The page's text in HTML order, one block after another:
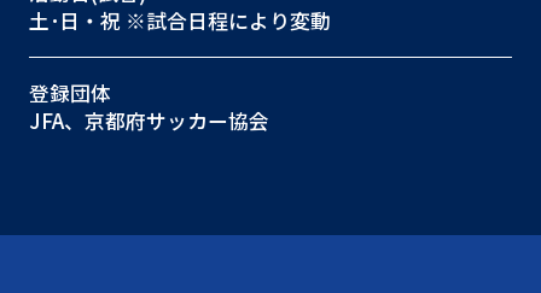
土･日・祝 ※試合日程により変動
登録団体
JFA、京都府サッカー協会